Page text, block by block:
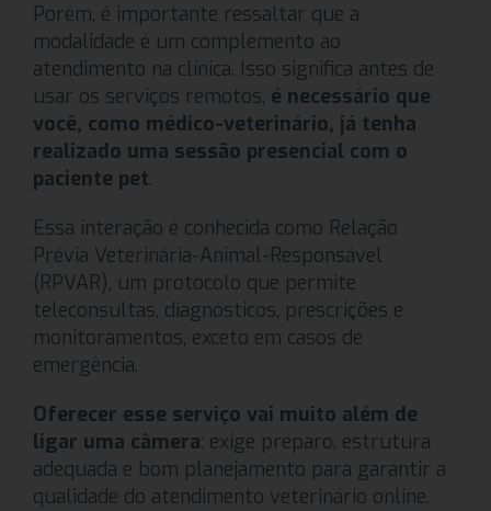
Porém, é importante ressaltar que a
modalidade é um complemento ao
atendimento na clínica. Isso significa antes de
usar os serviços remotos, é necessário que
você, como médico-veterinário, já tenha
realizado uma sessão presencial com o
paciente pet.
Essa interação é conhecida como Relação
Prévia Veterinária-Animal-Responsável
(RPVAR), um protocolo que permite
teleconsultas, diagnósticos, prescrições e
monitoramentos, exceto em casos de
emergência.
Oferecer esse serviço vai muito além de
ligar uma câmera: exige preparo, estrutura
adequada e bom planejamento para garantir a
qualidade do atendimento veterinário online.